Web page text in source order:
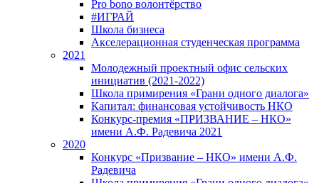
Pro bono волонтёрство
#ИГРАЙ
Школа бизнеса
Акселерационная студенческая программа
2021
Молодежный проектный офис сельских
инициатив (2021-2022)
Школа примирения «Грани одного диалога»
Капитал: финансовая устойчивость НКО
Конкурс-премия «ПРИЗВАНИЕ – НКО»
имени А.Ф. Радевича 2021
2020
Конкурс «Призвание – НКО» имени А.Ф.
Радевича